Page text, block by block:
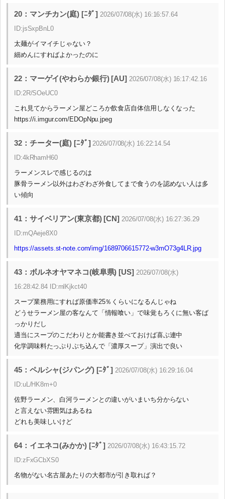
20：マンチカン(庭) [ﾆﾀﾞ] 2026/07/08(水) 16:16:57.64
ID:jsSxpBnL0
太麺がイマイチじゃない？
細めんにすればよかったのに
22：マーゲイ(やわらか銀行) [AU] 2026/07/08(水) 16:17:42.16
ID:2R/SOeUC0
これ見てからラーメン屋どころか飲食店自体信用しなくなった
https://i.imgur.com/EDOpNpu.jpeg
32：チーター(庭) [ﾆﾀﾞ] 2026/07/08(水) 16:22:14.54
ID:4kRhamH60
ラーメンスレで感じるのは
豚骨ラーメン以外はわざわざ外食してまで食うのを認めない人は多
い傾向
41：サイベリアン(東京都) [CN] 2026/07/08(水) 16:27:36.29
ID:mQAeje8X0
https://assets.st-note.com/img/1689706615772-w3mO73g4LR.jpg
43：ボルネオヤマネコ(岐阜県) [US] 2026/07/08(水)
16:28:42.84 ID:mlKjkct40
スープ業務用にすれば原価率25％くらいになるんじゃね
どうせラーメン屋の客なんて「情報喰い」で味覚もろくに無い客ば
っかりだし
適当にスープのこだわりとか能書き並べておけば喜ぶ連中
化学調味料たっぷりぶち込んで「濃厚スープ」演出で良い
45：ペルシャ(ジパング) [ﾆﾀﾞ] 2026/07/08(水) 16:29:16.04
ID:uL/HK8m+0
佐野ラーメン、白河ラーメンとの違いがいまいち分からない
と言えない雰囲気はあるね
どれも美味しいけど
64：イエネコ(みかか) [ﾆﾀﾞ] 2026/07/08(水) 16:43:15.72
ID:zFxGCbXS0
名物がない名古屋あたりの大都市が引き取れば？